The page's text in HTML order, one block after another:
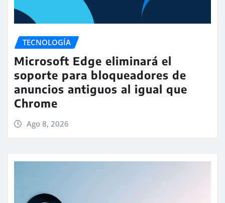
TECNOLOGÍA
Microsoft Edge eliminará el
soporte para bloqueadores de
anuncios antiguos al igual que
Chrome
Ago 8, 2026